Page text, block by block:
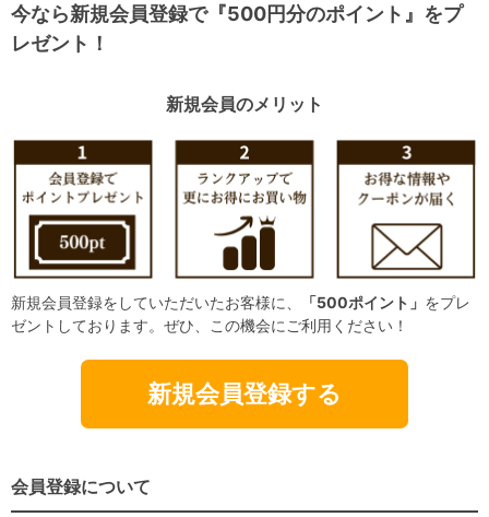
今なら新規会員登録で『500円分のポイント』をプ
レゼント！
新規会員のメリット
新規会員登録をしていただいたお客様に、 「500ポイント」 をプレ
ゼントしております。ぜひ、この機会にご利用ください！
新規会員登録する
会員登録について